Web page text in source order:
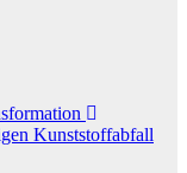
Kunststoffabfall